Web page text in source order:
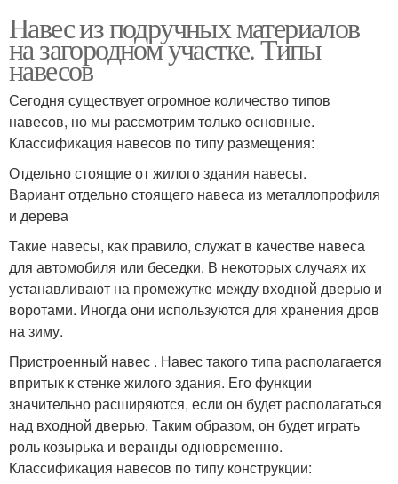
Навес из подручных материалов
на загородном участке. Типы
навесов
Сегодня существует огромное количество типов
навесов, но мы рассмотрим только основные.
Классификация навесов по типу размещения:
Отдельно стоящие от жилого здания навесы.
Вариант отдельно стоящего навеса из металлопрофиля
и дерева
Такие навесы, как правило, служат в качестве навеса
для автомобиля или беседки. В некоторых случаях их
устанавливают на промежутке между входной дверью и
воротами. Иногда они используются для хранения дров
на зиму.
Пристроенный навес . Навес такого типа располагается
впритык к стенке жилого здания. Его функции
значительно расширяются, если он будет располагаться
над входной дверью. Таким образом, он будет играть
роль козырька и веранды одновременно.
Классификация навесов по типу конструкции: